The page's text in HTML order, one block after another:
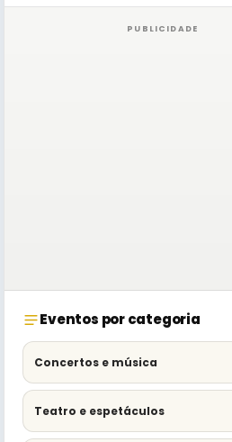
PUBLICIDADE
Eventos por categoria
Concertos e música
Teatro e espetáculos